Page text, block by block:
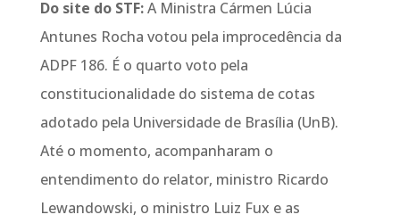
Do site do STF:A Ministra Cármen Lúcia
Antunes Rocha votou pela improcedência da
ADPF 186. É o quarto voto pela
constitucionalidade do sistema de cotas
adotado pela Universidade de Brasília (UnB).
Até o momento, acompanharam o
entendimento do relator, ministro Ricardo
Lewandowski, o ministro Luiz Fux e as